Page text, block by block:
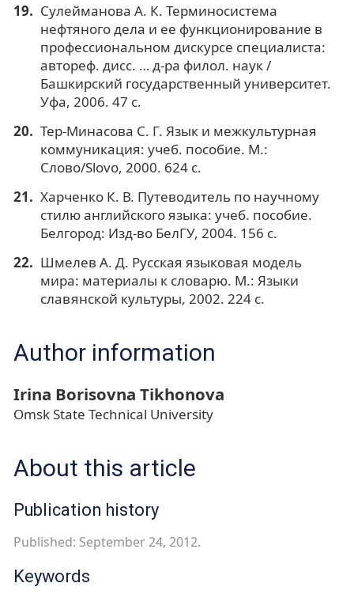
Сулейманова А. К. Терминосистема
нефтяного дела и ее функционирование в
профессиональном дискурсе специалиста:
автореф. дисс. … д-ра филол. наук /
Башкирский государственный университет.
Уфа, 2006. 47 с.
Тер-Минасова С. Г. Язык и межкультурная
коммуникация: учеб. пособие. М.:
Слово/Slovo, 2000. 624 с.
Харченко К. В. Путеводитель по научному
стилю английского языка: учеб. пособие.
Белгород: Изд-во БелГУ, 2004. 156 с.
Шмелев А. Д. Русская языковая модель
мира: материалы к словарю. М.: Языки
славянской культуры, 2002. 224 с.
Author information
Irina Borisovna Tikhonova
Omsk State Technical University
About this article
Publication history
Published: September 24, 2012.
Keywords